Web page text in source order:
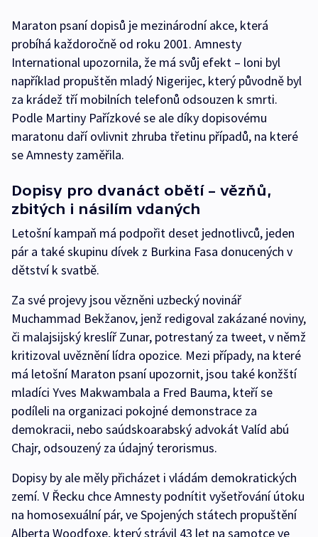
Maraton psaní dopisů je mezinárodní akce, která
probíhá každoročně od roku 2001. Amnesty
International upozornila, že má svůj efekt – loni byl
například propuštěn mladý Nigerijec, který původně byl
za krádež tří mobilních telefonů odsouzen k smrti.
Podle Martiny Pařízkové se ale díky dopisovému
maratonu daří ovlivnit zhruba třetinu případů, na které
se Amnesty zaměřila.
Dopisy pro dvanáct obětí – vězňů,
zbitých i násilím vdaných
Letošní kampaň má podpořit deset jednotlivců, jeden
pár a také skupinu dívek z Burkina Fasa donucených v
dětství k svatbě.
Za své projevy jsou vězněni uzbecký novinář
Muchammad Bekžanov, jenž redigoval zakázané noviny,
či malajsijský kreslíř Zunar, potrestaný za tweet, v němž
kritizoval uvěznění lídra opozice. Mezi případy, na které
má letošní Maraton psaní upozornit, jsou také konžští
mladíci Yves Makwambala a Fred Bauma, kteří se
podíleli na organizaci pokojné demonstrace za
demokracii, nebo saúdskoarabský advokát Valíd abú
Chajr, odsouzený za údajný terorismus.
Dopisy by ale měly přicházet i vládám demokratických
zemí. V Řecku chce Amnesty podnítit vyšetřování útoku
na homosexuální pár, ve Spojených státech propuštění
Alberta Woodfoxe, který strávil 43 let na samotce ve